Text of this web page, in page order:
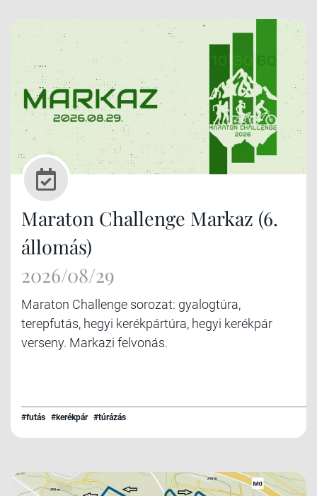
Maraton Challenge Markaz (6.
állomás)
2026/08/29
Maraton Challenge sorozat: gyalogtúra,
terepfutás, hegyi kerékpártúra, hegyi kerékpár
verseny. Markazi felvonás.
#futás #kerékpár #túrázás